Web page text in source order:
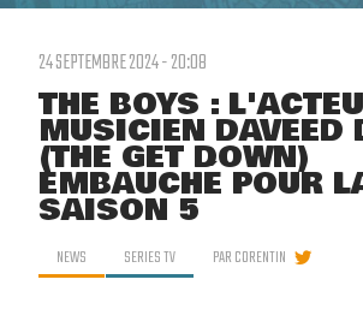
24 SEPTEMBRE 2024 - 20:08
THE BOYS :
MUSICIEN DAVEED
(THE GET DOWN)
EMBAUCHÉ POUR
SAISON 5
NEWS SERIES TV PARCORENTIN